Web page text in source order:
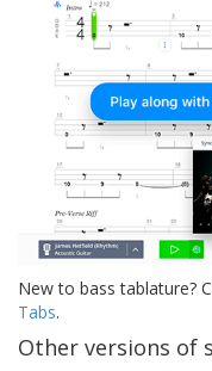
New to bass tablature?
Tabs.
Other versions of